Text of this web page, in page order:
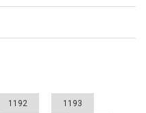
1192 1193